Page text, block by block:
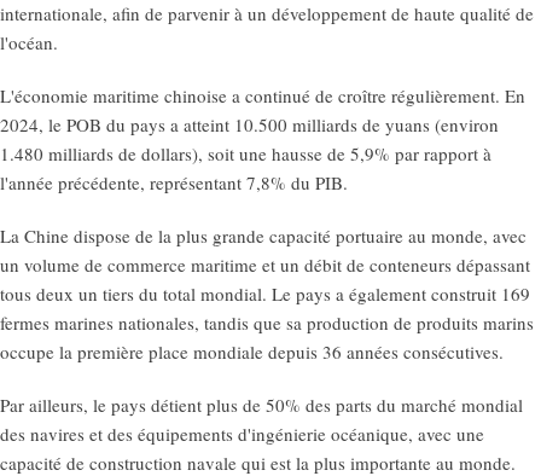
internationale, afin de parvenir à un développement de haute qualité de
l'océan.
L'économie maritime chinoise a continué de croître régulièrement. En
2024, le POB du pays a atteint 10.500 milliards de yuans (environ
1.480 milliards de dollars), soit une hausse de 5,9% par rapport à
l'année précédente, représentant 7,8% du PIB.
La Chine dispose de la plus grande capacité portuaire au monde, avec
un volume de commerce maritime et un débit de conteneurs dépassant
tous deux un tiers du total mondial. Le pays a également construit 169
fermes marines nationales, tandis que sa production de produits marins
occupe la première place mondiale depuis 36 années consécutives.
Par ailleurs, le pays détient plus de 50% des parts du marché mondial
des navires et des équipements d'ingénierie océanique, avec une
capacité de construction navale qui est la plus importante au monde.